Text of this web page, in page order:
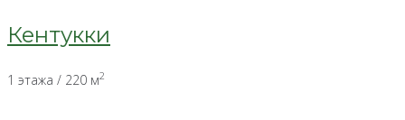
Кентукки
1 этажа / 220 м2